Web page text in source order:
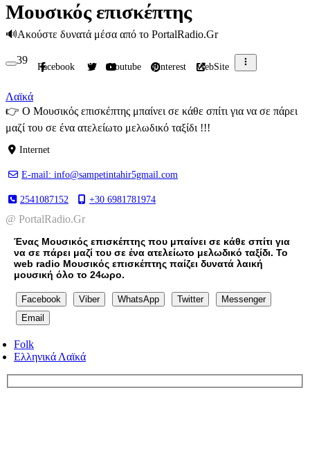
Μουσικός επισκέπτης
🔊Ακούστε δυνατά μέσα από το PortalRadio.Gr
39
Facebook X Youtube Pinterest WebSite
Λαϊκά
👉 Ο Μουσικός επισκέπτης μπαίνει σε κάθε σπίτι για να σε πάρει
μαζί του σε ένα ατελείωτο μελωδικό ταξίδι !!!
Internet
E-mail: info@sampetintahir5gmail.com
2541087152 +30 6981781974
@ PortalRadio.Gr
Ένας Μουσικός επισκέπτης που μπαίνει σε κάθε σπίτι για
να σε πάρει μαζί του σε ένα ατελείωτο μελωδικό ταξίδι. Το
web radio Μουσικός επισκέπτης παίζει δυνατά λαική
μουσική όλο το 24ωρο.
Facebook Viber WhatsApp Twitter
Messenger
Email
Folk
Ελληνικά Λαϊκά